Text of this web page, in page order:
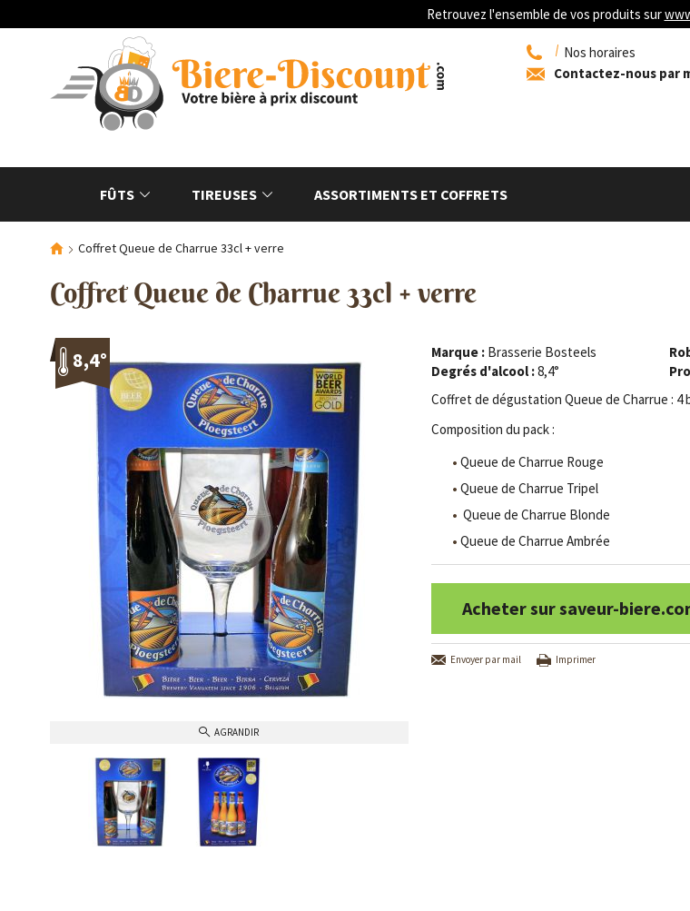
Retrouvez l'ensemble de vos produits sur
Nos horaires
Contactez-nous par
FÛTS TIREUSES ASSORTIMENTS ET COFFRETS
Coffret Queue de Charrue 33cl + verre
Coffret Queue de Charrue 33cl + verre
8,4°
AGRANDIR
Marque : Brasserie Bosteels
Degrés d'alcool :8,4°
Coffret de dégustation Queue de Charrue : 4
Composition du pack :
Queue de Charrue Rouge
Queue de Charrue Tripel
Queue de Charrue Blonde
Queue de Charrue Ambrée
Acheter sur saveur-
Envoyer par mail Imprimer